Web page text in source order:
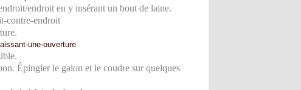
endroit en y insérant un bout de laine.
Épingler le galon et le coudre sur quelques